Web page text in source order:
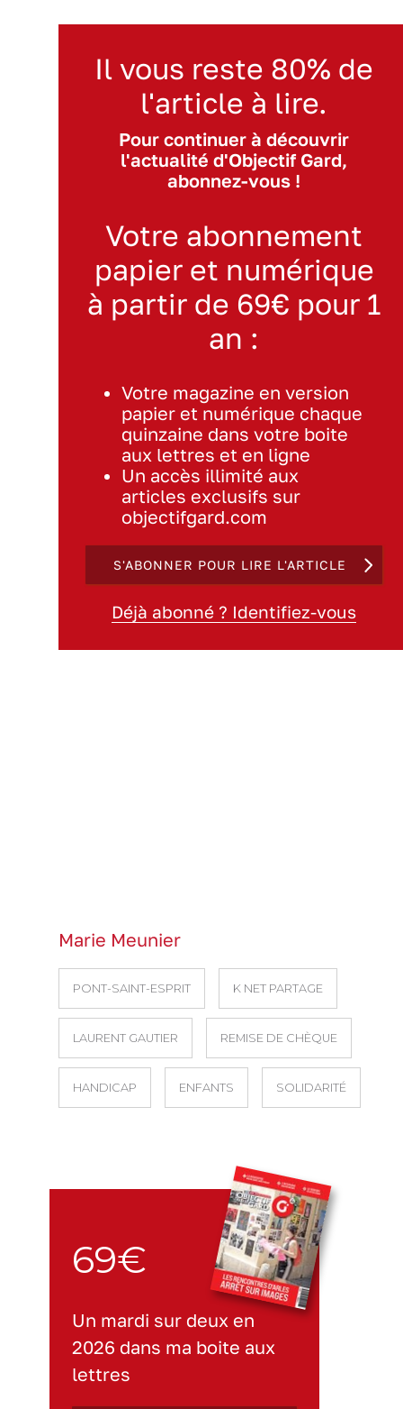
Il vous reste 80% de
l'article à lire.
Pour continuer à découvrir
l'actualité d'Objectif Gard,
abonnez-vous !
Votre abonnement
papier et numérique
à partir de 69€ pour 1
an :
Votre magazine en version
papier et numérique chaque
quinzaine dans votre boite
aux lettres et en ligne
Un accès illimité aux
articles exclusifs sur
objectifgard.com
S'ABONNER POUR LIRE L'ARTICLE
Déjà abonné ? Identifiez-vous
Marie Meunier
PONT-SAINT-ESPRIT K NET PARTAGE
LAURENT GAUTIER REMISE DE CHÈQUE
HANDICAP ENFANTS SOLIDARITÉ
69€
Un mardi sur deux en
2026 dans ma boite aux
lettres